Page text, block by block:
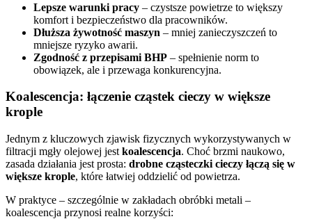
Lepsze warunki pracy – czystsze powietrze to większy
komfort i bezpieczeństwo dla pracowników.
Dłuższa żywotność maszyn – mniej zanieczyszczeń to
mniejsze ryzyko awarii.
Zgodność z przepisami BHP – spełnienie norm to
obowiązek, ale i przewaga konkurencyjna.
Koalescencja: łączenie cząstek cieczy w większe
krople
Jednym z kluczowych zjawisk fizycznych wykorzystywanych w
filtracji mgły olejowej jest koalescencja. Choć brzmi naukowo,
zasada działania jest prosta: drobne cząsteczki cieczy łączą się w
większe krople, które łatwiej oddzielić od powietrza.
W praktyce – szczególnie w zakładach obróbki metali –
koalescencja przynosi realne korzyści: